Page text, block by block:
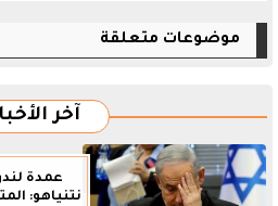
موضوعات متعلقة
آخر
عمدة
نتنياهو: